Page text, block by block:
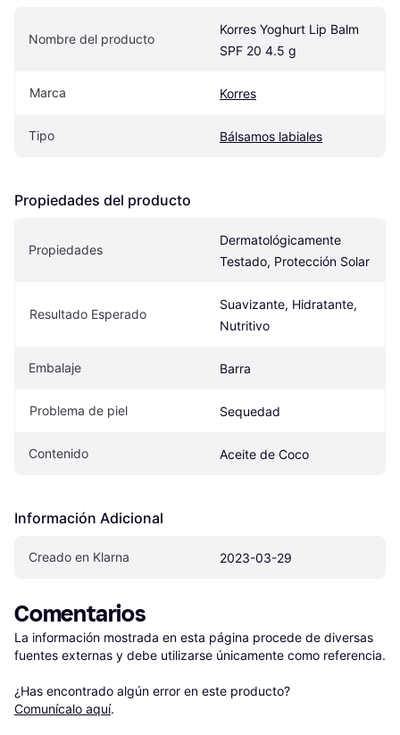
Nombre del producto
Korres Yoghurt Lip Balm
SPF 20 4.5 g
Marca Korres
Tipo Bálsamos labiales
Propiedades del producto
Propiedades
Dermatológicamente
Testado, Protección Solar
Resultado Esperado
Suavizante, Hidratante,
Nutritivo
Embalaje Barra
Problema de piel Sequedad
Contenido Aceite de Coco
Información Adicional
Creado en Klarna 2023-03-29
Comentarios
La información mostrada en esta página procede de diversas
fuentes externas y debe utilizarse únicamente como referencia.
¿Has encontrado algún error en este producto?
Comunícalo aquí.